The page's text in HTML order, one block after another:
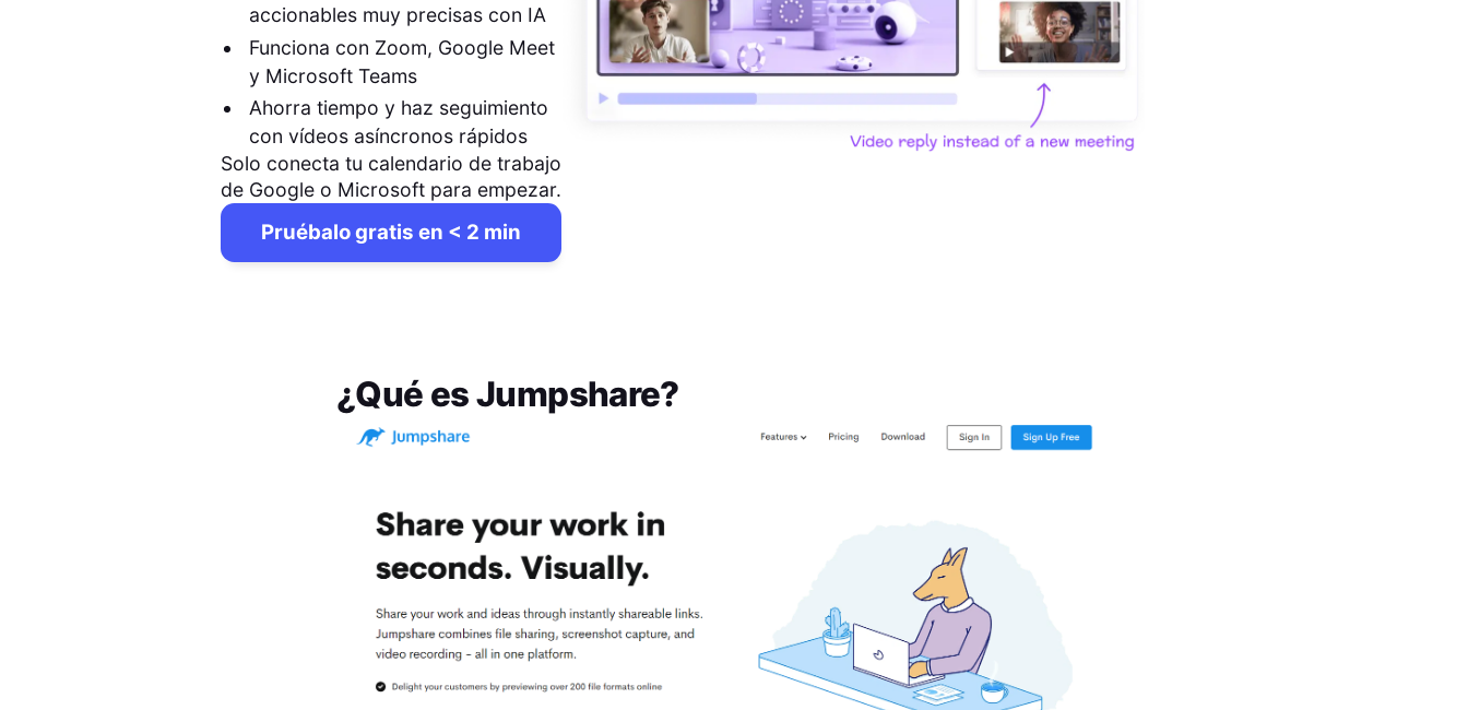
accionables muy precisas con IA
Funciona con Zoom, Google Meet
y Microsoft Teams
Ahorra tiempo y haz seguimiento
con vídeos asíncronos rápidos
Solo conecta tu calendario de trabajo
de Google o Microsoft para empezar.
Pruébalo gratis en < 2 min
¿Qué esJumpshare?